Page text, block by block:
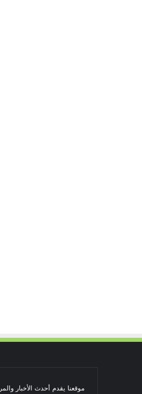
موقعنا يقدم أحدث الأخبار